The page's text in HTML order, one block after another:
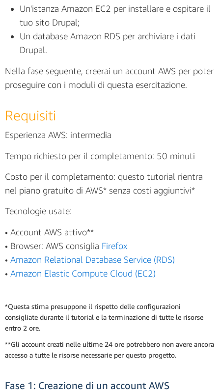
Un'istanza Amazon EC2 per installare e ospitare il
tuo sito Drupal;
Un database Amazon RDS per archiviare i dati
Drupal.
Nella fase seguente, creerai un account AWS per poter
proseguire con i moduli di questa esercitazione.
Requisiti
Esperienza AWS: intermedia
Tempo richiesto per il completamento: 50 minuti
Costo per il completamento: questo tutorial rientra
nel piano gratuito di AWS* senza costi aggiuntivi*
Tecnologie usate:
• Account AWS attivo**
• Browser: AWS consiglia Firefox
• Amazon Relational Database Service (RDS)
• Amazon Elastic Compute Cloud (EC2)
*Questa stima presuppone il rispetto delle configurazioni
consigliate durante il tutorial e la terminazione di tutte le risorse
entro 2 ore.
**Gli account creati nelle ultime 24 ore potrebbero non avere ancora
accesso a tutte le risorse necessarie per questo progetto.
Fase 1: Creazione di un account AWS